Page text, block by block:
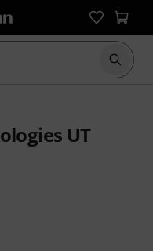
Suche
UT
11 Kundenbewertungen